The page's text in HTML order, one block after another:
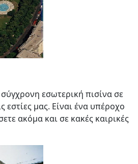
εσωτερική πισίνα σε
εστίες μας. Είναι ένα υπέροχο
ακόμα και σε κακές καιρικές